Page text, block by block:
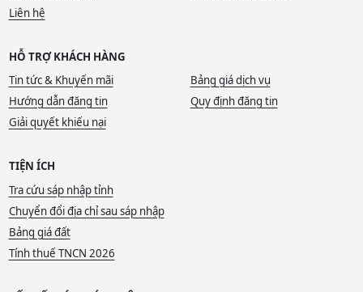
Liên hệ
HỖ TRỢ KHÁCH HÀNG
Tin tức & Khuyến mãi
Bảng giá dịch vụ
Hướng dẫn đăng tin
Quy định đăng tin
Giải quyết khiếu nại
TIỆN ÍCH
Tra cứu sáp nhập tỉnh
Chuyển đổi địa chỉ sau sáp nhập
Bảng giá đất
Tính thuế TNCN 2026